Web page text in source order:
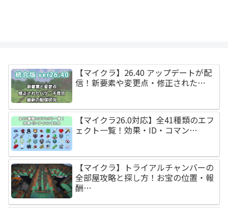
【マイクラ】26.40 アップデートが配
信！新要素や変更点・修正された…
【マイクラ26.0対応】全41種類のエフ
ェクト一覧！効果・ID・コマン…
【マイクラ】トライアルチャンバーの
全部屋攻略と探し方！お宝の位置・報
酬…